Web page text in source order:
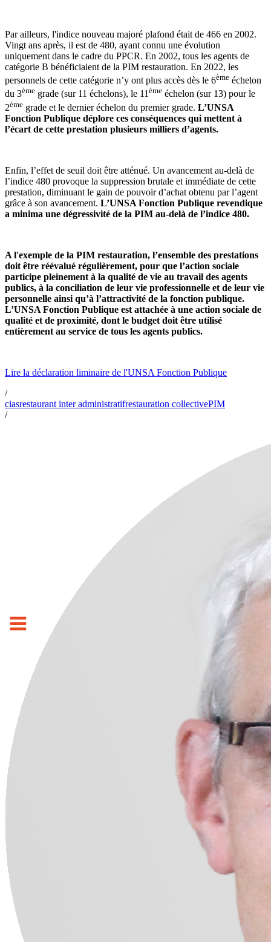
Par ailleurs, l'indice nouveau majoré plafond était de 466 en 2002.
Vingt ans après, il est de 480, ayant connu une évolution
uniquement dans le cadre du PPCR. En 2002, tous les agents de
catégorie B bénéficiaient de la PIM restauration. En 2022, les
personnels de cette catégorie n’y ont plus accès dès le 6ème échelon
du 3ème grade (sur 11 échelons), le 11ème échelon (sur 13) pour le
2ème grade et le dernier échelon du premier grade. L’UNSA
Fonction Publique déplore ces conséquences qui mettent à
l’écart de cette prestation plusieurs milliers d’agents.
Enfin, l’effet de seuil doit être atténué. Un avancement au-delà de
l’indice 480 provoque la suppression brutale et immédiate de cette
prestation, diminuant le gain de pouvoir d’achat obtenu par l’agent
grâce à son avancement. L’UNSA Fonction Publique revendique
a minima une dégressivité de la PIM au-delà de l’indice 480.
A l'exemple de la PIM restauration, l’ensemble des prestations
doit être réévalué régulièrement, pour que l’action sociale
participe pleinement à la qualité de vie au travail des agents
publics, à la conciliation de leur vie professionnelle et de leur vie
personnelle ainsi qu’à l’attractivité de la fonction publique.
L’UNSA Fonction Publique est attachée à une action sociale de
qualité et de proximité, dont le budget doit être utilisé
entièrement au service de tous les agents publics.
Lire la déclaration liminaire de l'UNSA Fonction Publique
/
ciasrestaurant inter administratifrestauration collectivePIM
/